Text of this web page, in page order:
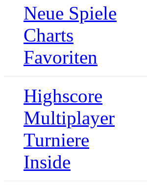
Neue Spiele
Charts
Favoriten
Highscore
Multiplayer
Turniere
Inside